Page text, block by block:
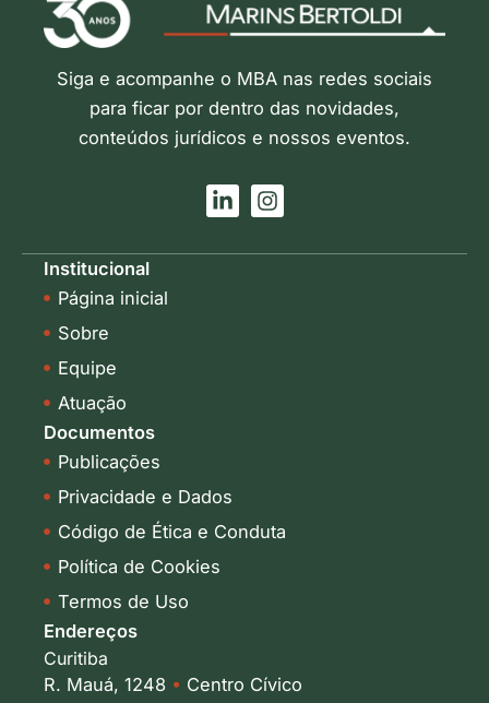
Siga e acompanhe o MBA nas redes sociais
para ficar por dentro das novidades,
conteúdos jurídicos e nossos eventos.
L
i
k
I
n
t
Institucional
Página inicial
Sobre
Equipe
Atuação
Documentos
Publicações
Privacidade e Dados
Código de Ética e Conduta
Política de Cookies
Termos de Uso
Endereços
Curitiba
R. Mauá, 1248 • Centro Cívico